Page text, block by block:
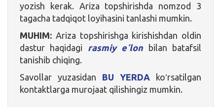
yozish kerak. Ariza topshirishda nomzod 3
tagacha tadqiqot loyihasini tanlashi mumkin.
MUHIM: Ariza topshirishga kirishishdan oldin
dastur haqidagi rasmiy eʼlon bilan batafsil
tanishib chiqing.
Savollar yuzasidan BU YERDA koʻrsatilgan
kontaktlarga murojaat qilishingiz mumkin.